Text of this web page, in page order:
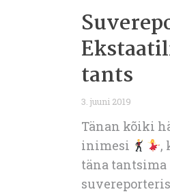
tants
3. juuni 2019
Tänan kõiki
inimesi
,
täna tantsima